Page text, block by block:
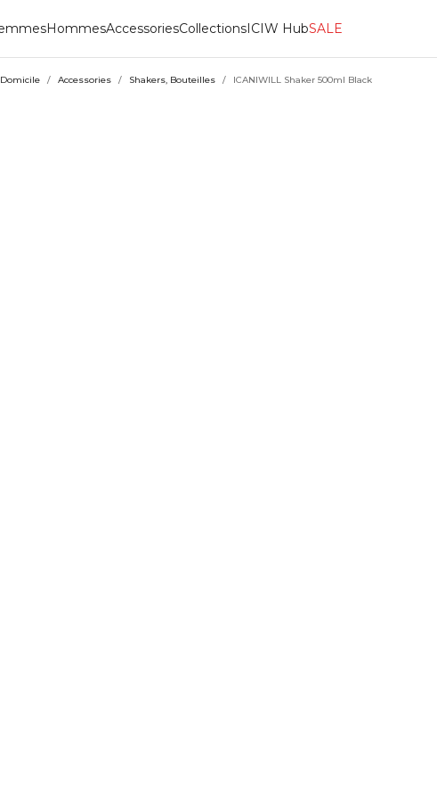
HommesAccessoriesCollectionsICIW HubSALE
Domicile / Accessories / Shakers, Bouteilles / ICANIWILL Shaker 500ml Black